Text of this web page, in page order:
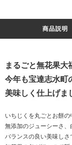
商品説明
まるごと無花果大
今年も宝達志水町
美味しく仕上げま
いちじくを丸ごとお餅の
無添加のジューシーさ、
バランスの良い美味しさ